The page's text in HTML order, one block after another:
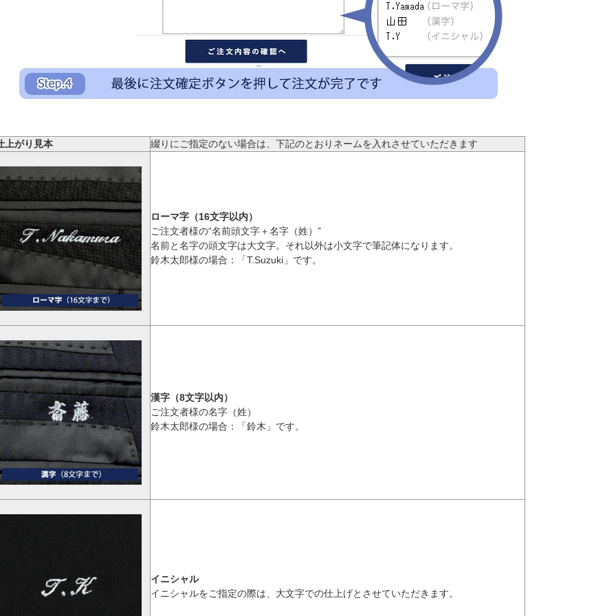
上がり見本 綴りにご指定のない場合は、下記のとおりネームを入れさせていただきます
ローマ字（16文字以内）
ご注文者様の“名前頭文字＋名字（姓）”
名前と名字の頭文字は大文字。それ以外は小文字で筆記体になります。
鈴木太郎様の場合：「T.Suzuki」です。
漢字（8文字以内）
ご注文者様の名字（姓）
鈴木太郎様の場合：「鈴木」です。
イニシャル
イニシャルをご指定の際は、大文字での仕上げとさせていただきます。